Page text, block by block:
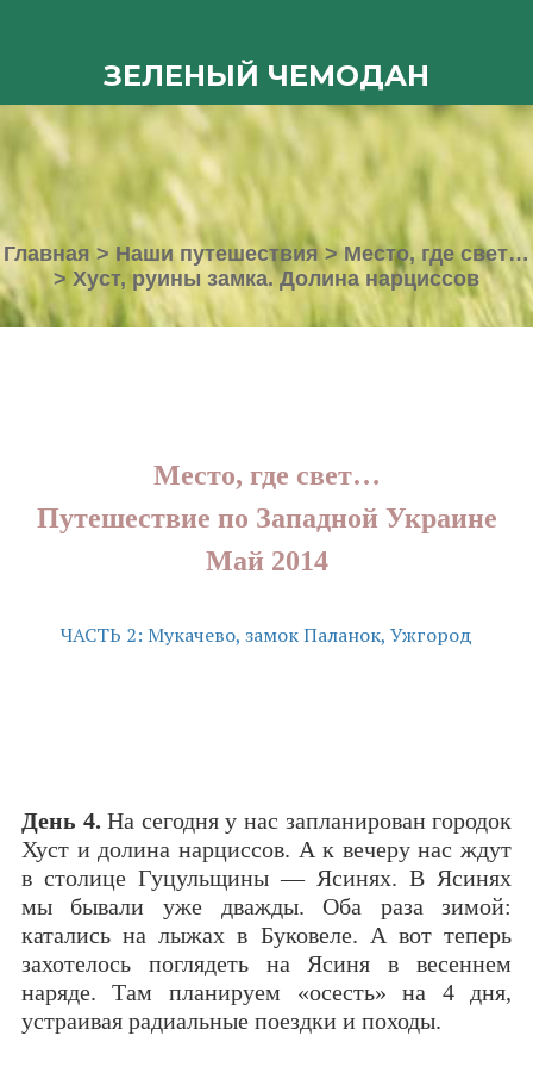
ЗЕЛЕНЫЙ ЧЕМОДАН
Главная > Наши путешествия > Место, где свет…
> Хуст, руины замка. Долина нарциссов
Место, где свет…
Путешествие по Западной Украине
Май 2014
ЧАСТЬ 2: Мукачево, замок Паланок, Ужгород
День 4.На сегодня у нас запланирован городок
Хуст и долина нарциссов. А к вечеру нас ждут
в столице Гуцульщины — Ясинях. В Ясинях
мы бывали уже дважды. Оба раза зимой:
катались на лыжах в Буковеле. А вот теперь
захотелось поглядеть на Ясиня в весеннем
наряде. Там планируем «осесть» на 4 дня,
устраивая радиальные поездки и походы.